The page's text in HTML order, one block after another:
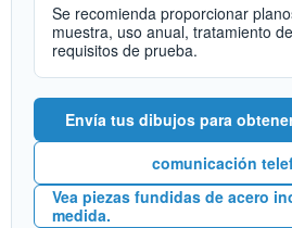
Se recomienda proporcionar
muestra, uso anual, tratamiento
requisitos de prueba.
Envía tus dibujos para
comunicación
Vea piezas fundidas de acero
medida.